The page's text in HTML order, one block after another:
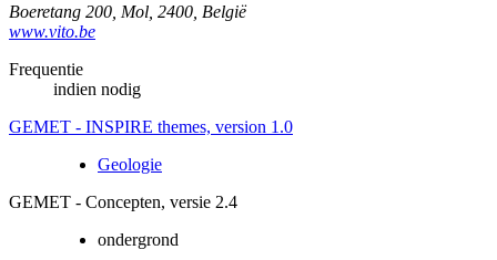
Boeretang 200 Mol 2400 België
www.vito.be
Frequentie
indien nodig
GEMET - INSPIRE themes, version 1.0
Geologie
GEMET - Concepten, versie 2.4
ondergrond